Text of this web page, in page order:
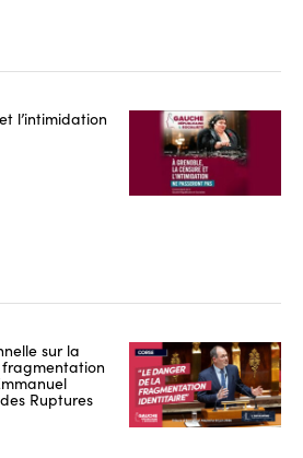
l’intimidation
sur la
Ruptures